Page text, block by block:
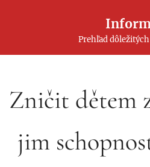
Prehľad
Zničit dětem
jim